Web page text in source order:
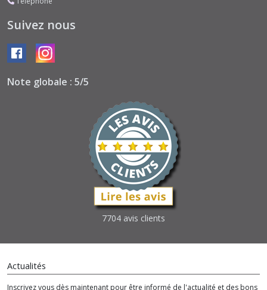
Suivez nous
Note globale : 5/5
7704 avis clients
Actualités
Inscrivez vous dès maintenant pour être informé de l'actualité et des bons